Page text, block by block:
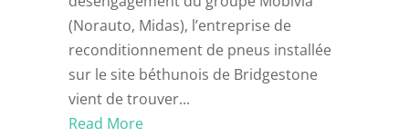
(Norauto, Midas), l’entreprise de
reconditionnement de pneus installée
sur le site béthunois de Bridgestone
vient de trouver...
Read More